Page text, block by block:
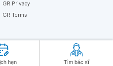
hẹn Tìm bác sĩ
GR Privacy
GR Terms